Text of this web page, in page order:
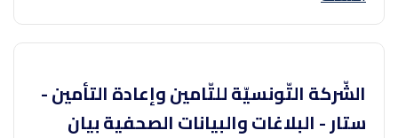
الشّركة التّونسيّة للتّامين وإعادة التأمين -
ستار - البلاغات والبيانات الصحفية بيان